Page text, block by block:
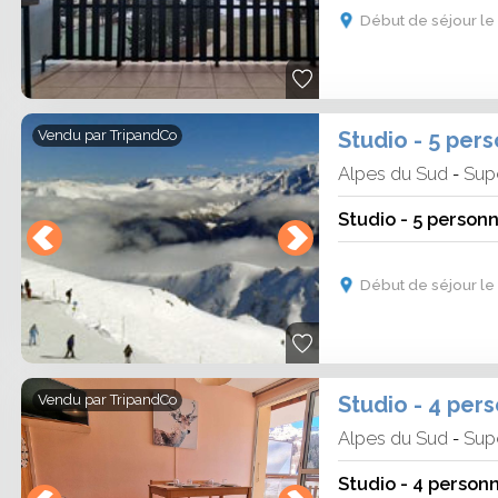
vous. Ski Express vous compare des
nuits).Vous trouverez de la l ocation
ou en groupe. La location ski tout
en toute sérenité. A vous de choisir
existantes : hébergement +
de ski / hébergement + forfait +
permettra de profiter pleinement
qu'offre la période de janvier.
du Sud en janvier et à vivre des
alpin à couper le souffle. Rejoignez-
jamais.
Début de séjour le
Vendu parTripandCo
Alpes du Sud -
Début de séjour le
Vendu parTripandCo
Alpes du Sud -